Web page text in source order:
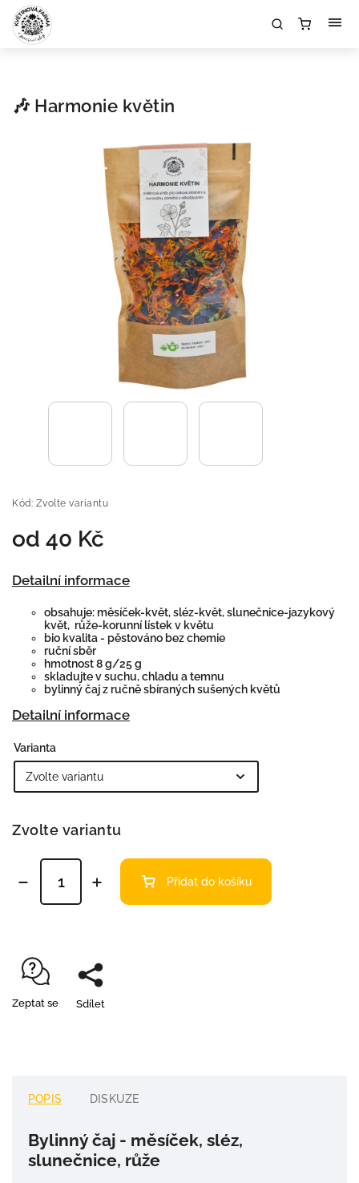
🎶 Harmonie květin
Kód: Zvolte variantu
od 40 Kč
Detailní informace
obsahuje: měsíček-květ, sléz-květ, slunečnice-jazykový
květ, růže-korunní lístek v květu
bio kvalita - pěstováno bez chemie
ruční sběr
hmotnost 8 g/25 g
skladujte v suchu, chladu a temnu
bylinný čaj z ručně sbíraných sušených květů
Detailní informace
Varianta
Zvolte variantu
Přidat do košíku
Zeptat se Sdílet
POPIS DISKUZE
Bylinný čaj - měsíček, sléz,
slunečnice, růže